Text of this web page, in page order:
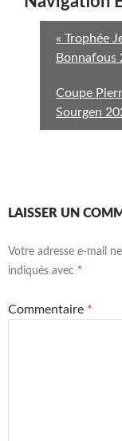
« Trophée
Bonnafous
Coupe
Sourgen
LAISSER UN
Votre adresse e-mail
indiqués avec *
Commentaire *